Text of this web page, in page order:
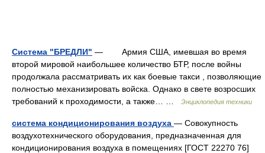
Система "БРЕДЛИ" — Армия США, имевшая во время
второй мировой наибольшее количество БТР, после войны
продолжала рассматривать их как боевые такси , позволяющие
полностью механизировать войска. Однако в свете возросших
требований к проходимости, а также… …
Энциклопедия техники
система кондиционирования воздуха — Совокупность
воздухотехнического оборудования, предназначенная для
кондиционирования воздуха в помещениях [ГОСТ 22270 76]